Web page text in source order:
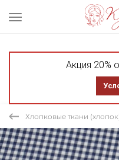
Акция 20%
Хлопковые ткани